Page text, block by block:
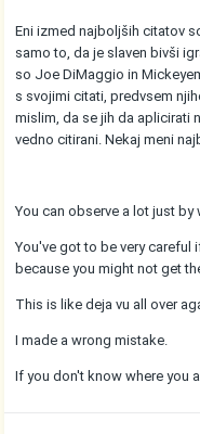
Eni izmed najboljših citatov
samo to, da je slaven bivši
so Joe DiMaggio in
s svojimi citati, predvsem
mislim, da se jih da aplicirati
vedno citirani. Nekaj meni
You can observe a lot just by
You've got to be very careful
because you might not get
This is like deja vu all over
I made a wrong mistake.
If you don't know where you